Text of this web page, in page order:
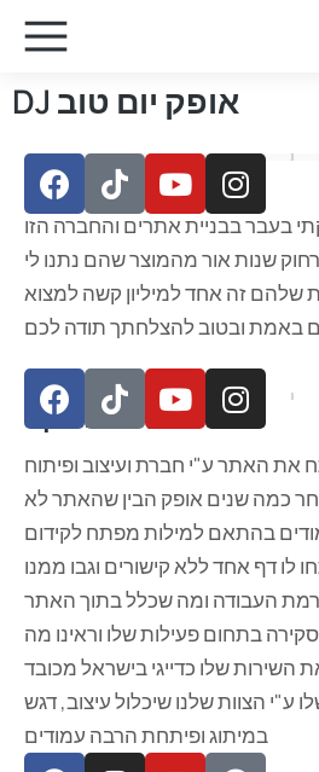
DJ אופק יום טוב
ממליצים עלינו
בעבר בבניית אתרים והחברה הזו
שנות אור מהמוצר שהם נתנו לי
שלהם זה אחד למיליון קשה למצוא
באמת ובטוב להצלחתך תודה לכם
על הפרויקט
את האתר ע"י חברת ועיצוב ופיתוח
כמה שנים אופק הבין שהאתר לא
בהתאם למילות מפתח לקידום
לו דף אחד ללא קישורים וגבו ממנו
העבודה ומה שכלל בתוך האתר
בתחום פעילות שלו וראינו מה
השירות שלו כדייגי בישראל מכובד
ע"י הצוות שלנו שיכלול עיצוב, דגש
במיתוג ופיתחת הרבה עמודים